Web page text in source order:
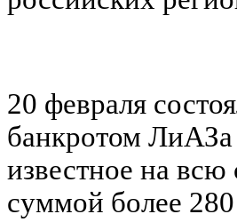
20 февраля
банкротом
известное на
суммой более